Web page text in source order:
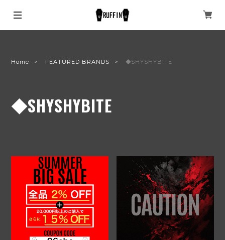
Home FEATURED BRANDS ◆SHYSHYBITE
◆SHYSHYBITE